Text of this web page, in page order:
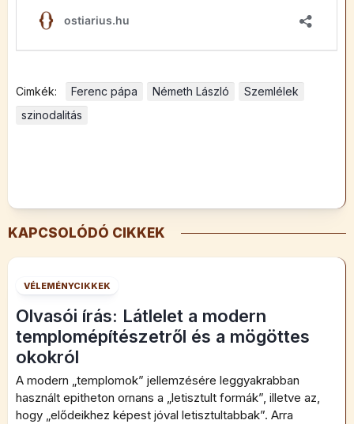
Cimkék: Ferenc pápa Németh László
Szemlélek
szinodalitás
KAPCSOLÓDÓ CIKKEK
VÉLEMÉNYCIKKEK
Olvasói írás: Látlelet a modern
templomépítészetről és a mögöttes
okokról
A modern „templomok” jellemzésére leggyakrabban
használt epitheton ornans a „letisztult formák”, illetve az,
hogy „elődeikhez képest jóval letisztultabbak”. Arra